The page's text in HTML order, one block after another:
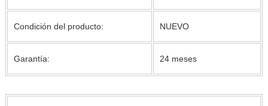
Condición del producto: NUEVO
Garantía: 24 meses